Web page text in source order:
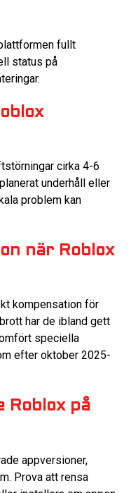
fullt
status på
cirka 4-6
underhåll eller
problem kan
när Roblox
kompensation för
har de ibland gett
speciella
efter oktober 2025-
på
appversioner,
Prova att rensa